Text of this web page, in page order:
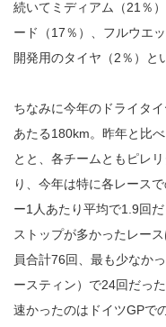
続いてミディアム（21％
ード（17％）、フルウエ
開発用のタイヤ（2％）と
ちなみに今年のドライタ
あたる180km。昨年と比
とと、各チームともピレ
り、今年は特に各レース
ー1人あたり平均で1.9回
ストップが多かったレー
員合計76回、最も少なか
ースティン）で24回だっ
速かったのはドイツGPで